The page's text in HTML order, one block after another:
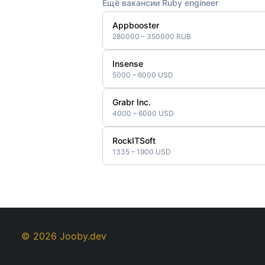
Ещё вакансии Ruby engineer
Appbooster
280000 – 350000 RUB
Insense
5000 – 6000 USD
Grabr Inc.
4000 – 6000 USD
RockITSoft
1335 – 1900 USD
© 2026 Jooby.dev